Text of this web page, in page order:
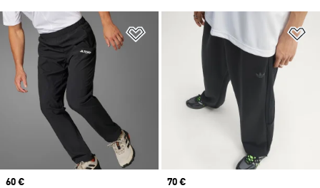
Aggiungi alla lista dei desideri
Price
60 €
Price
70 €